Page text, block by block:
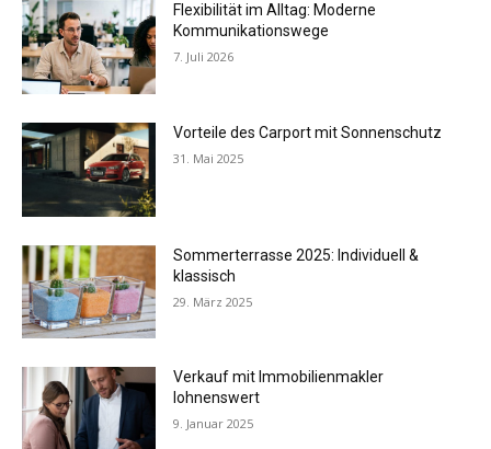
Flexibilität im Alltag: Moderne
Kommunikationswege
7. Juli 2026
Vorteile des Carport mit Sonnenschutz
31. Mai 2025
Sommerterrasse 2025: Individuell &
klassisch
29. März 2025
Verkauf mit Immobilienmakler
lohnenswert
9. Januar 2025